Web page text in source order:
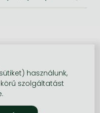
használunk,
szolgáltatást